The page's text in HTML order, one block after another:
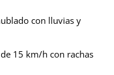
con lluvias y
15 km/h con rachas